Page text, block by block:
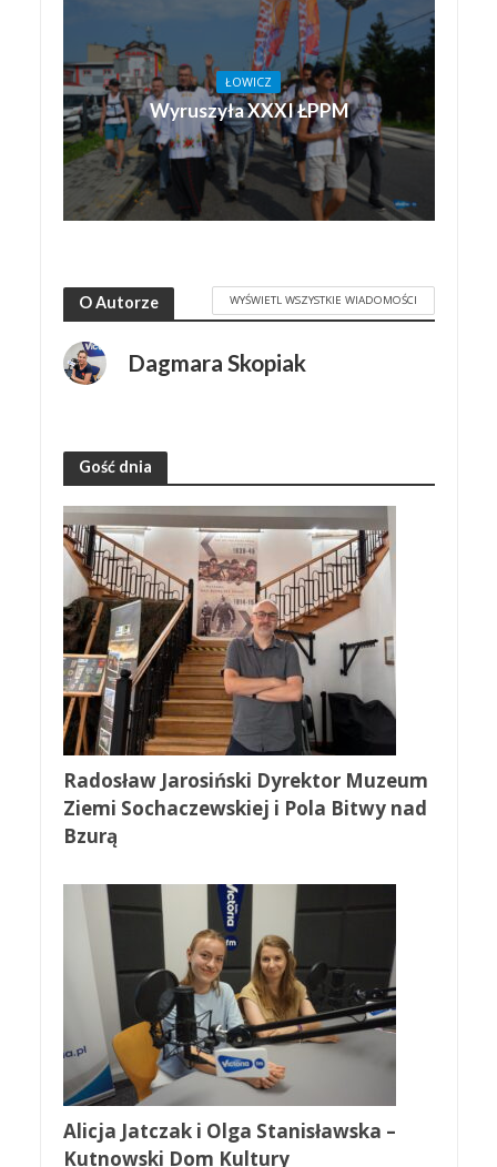
ŁOWICZ
Wyruszyła XXXI ŁPPM
O Autorze WYŚWIETL WSZYSTKIE WIADOMOŚCI
Dagmara Skopiak
Gość dnia
Radosław Jarosiński Dyrektor Muzeum
Ziemi Sochaczewskiej i Pola Bitwy nad
Bzurą
Alicja Jatczak i Olga Stanisławska –
Kutnowski Dom Kultury